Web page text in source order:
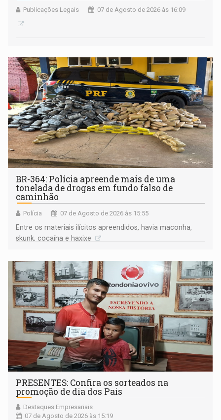
Publicações Legais 07 de Agosto de 2026 às 16:09
BR-364: Polícia apreende mais de uma
tonelada de drogas em fundo falso de
caminhão
Polícia 07 de Agosto de 2026 às 15:55
Entre os materiais ilícitos apreendidos, havia maconha,
skunk, cocaína e haxixe
PRESENTES: Confira os sorteados na
promoção de dia dos Pais
Destaques Empresariais
07 de Agosto de 2026 às 15:19